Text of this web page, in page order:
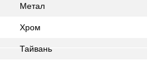
Метал
Хром
Тайвань